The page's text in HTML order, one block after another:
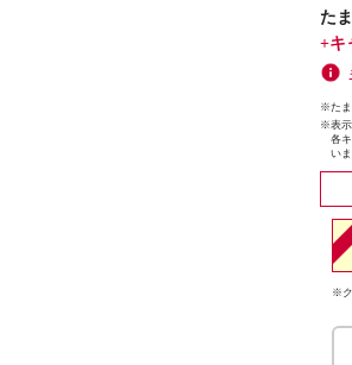
た
+キ
※たま
※表
各
いま
※ク